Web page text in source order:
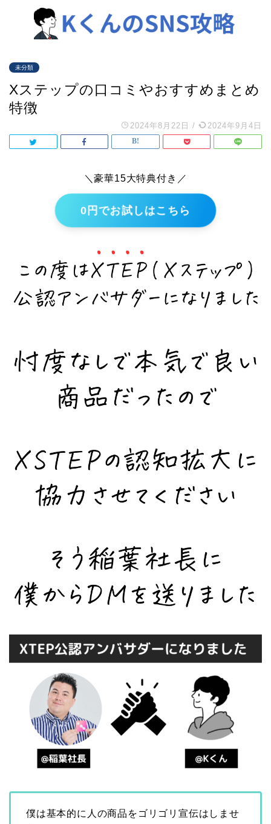
未分類
Xステップの口コミやおすすめまとめ
特徴
2024年8月22日 / 2024年9月4日
＼豪華15大特典付き／
0円でお試しはこちら
僕は基本的に人の商品をゴリゴリ宣伝はしませ